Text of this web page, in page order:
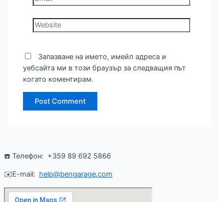
Website
Запазване на името, имейл адреса и
уебсайта ми в този браузър за следващия път
когато коментирам.
☎️ Телефон: +359 89 692 5866
✉️E-mail: help@bengarage.com